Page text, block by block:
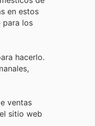
en estos
para los
hacerlo.
ventas
sitio web